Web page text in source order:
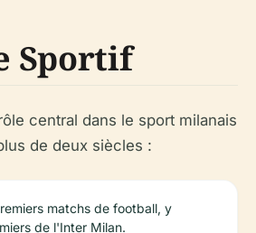
Sportif
central dans le sport milanais
de deux siècles :
matchs de football, y
de l'Inter Milan.